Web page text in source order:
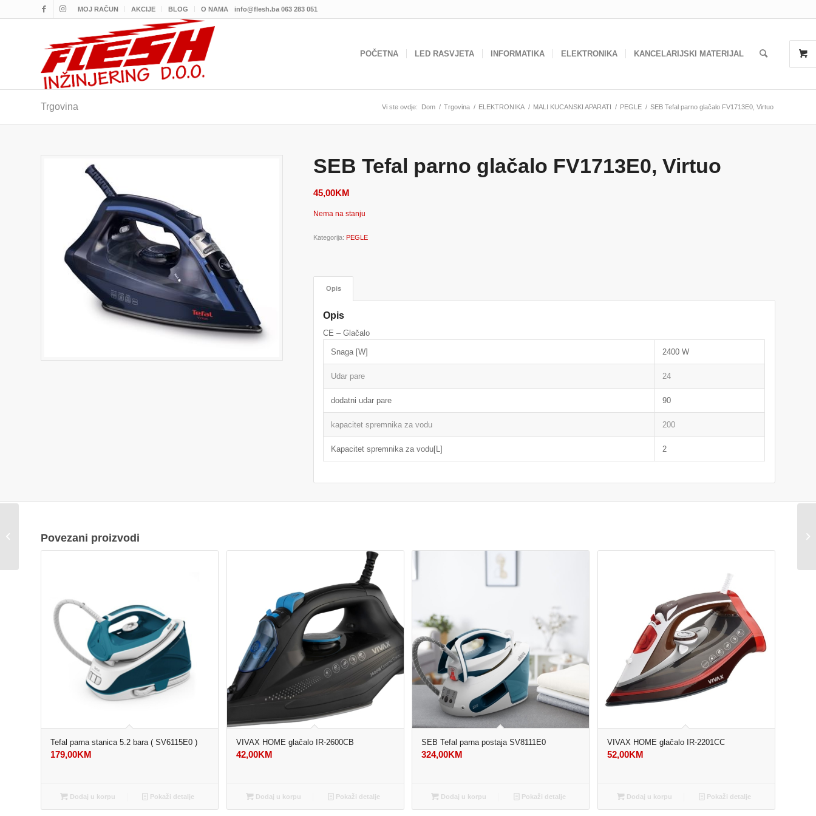
MOJ RAČUN AKCIJE BLOG O NAMA info@flesh.ba 063 283 051
POČETNA LED RASVJETA INFORMATIKA ELEKTRONIKA KANCELARIJSKI MATERIJAL
Trgovina Vi ste ovdje: Dom / Trgovina / ELEKTRONIKA / MALI KUCANSKI APARATI / PEGLE / SEB Tefal parno glačalo FV1713E0, Virtuo
SEB Tefal parno glačalo FV1713E0, Virtuo
45,00KM
Nema na stanju
Kategorija: PEGLE
Opis
Opis
CE – Glačalo
Snaga [W] 2400 W
Udar pare 24
dodatni udar pare 90
kapacitet spremnika za vodu 200
Kapacitet spremnika za vodu[L] 2
Povezani proizvodi
Tefal parna stanica 5.2 bara ( SV6115E0 )
179,00KM
Dodaj u korpu Pokaži detalje
VIVAX HOME glačalo IR-2600CB
42,00KM
Dodaj u korpu Pokaži detalje
SEB Tefal parna postaja SV8111E0
324,00KM
Dodaj u korpu Pokaži detalje
VIVAX HOME glačalo IR-2201CC
52,00KM
Dodaj u korpu Pokaži detalje
BL2C0130